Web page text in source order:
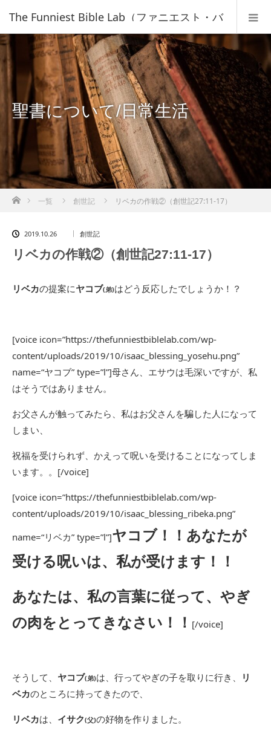
The Funniest Bible Lab（ファニエスト・バ
イブル・ラボ）｜キリスト教福音宣教会
聖書について/日常生活
ホーム一覧 創世記 リベカの作戦②（創世記27:11-17）
2019.10.26 創世記
リベカの作戦②（創世記27:11-17）
リベカの提案にヤコブ(弟)はどう反応したでしょうか！？
[voice icon=”https://thefunniestbiblelab.com/wp-
content/uploads/2019/10/isaac_blessing_yosehu.png”
name=“ヤコブ” type=”l”]母さん、エサウは毛深いですが、私
はそうではありません。
お父さんが触ってみたら、私はお父さんを騙した人になって
しまい、
祝福を受けられず、かえって呪いを受けることになってしま
います。。[/voice]
[voice icon=”https://thefunniestbiblelab.com/wp-
content/uploads/2019/10/isaac_blessing_ribeka.png”
name=“リベカ” type=”l”]ヤコブ！！あなたが
受ける呪いは、私が受けます！！
あなたは、私の言葉に従って、やぎ
の肉をとってきなさい！！ [/voice]
そうして、 ヤコブ(弟)は、行ってやぎの子を取りに行き、
リ
ベカのところに持ってきたので、
リベカは、 イサク(父)の好物を作りました。